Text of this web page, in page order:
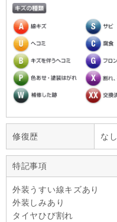
修復歴 なし
特記事項
外装うすい線キズあり
外装しみあり
タイヤひび割れ